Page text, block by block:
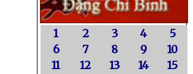
1 2 3 4
5
6
7 8 9
10
11
12 13 14
15